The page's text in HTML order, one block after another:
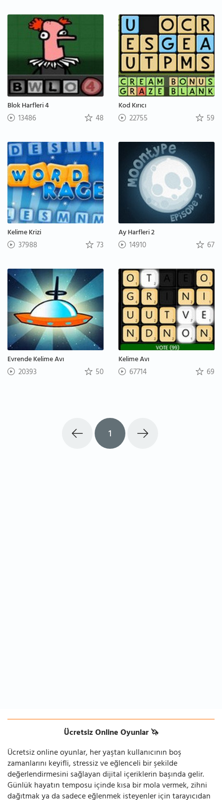
Blok Harfleri 4
13486 48
Kod Kırıcı
22755 59
Kelime Krizi
37988 73
Ay Harfleri 2
14910 67
Evrende Kelime Avı
20393 50
Kelime Avı
67714 69
1
Ücretsiz Online Oyunlar 🦄
Ücretsiz online oyunlar, her yaştan kullanıcının boş
zamanlarını keyifli, stressiz ve eğlenceli bir şekilde
değerlendirmesini sağlayan dijital içeriklerin başında gelir.
Günlük hayatın temposu içinde kısa bir mola vermek, zihni